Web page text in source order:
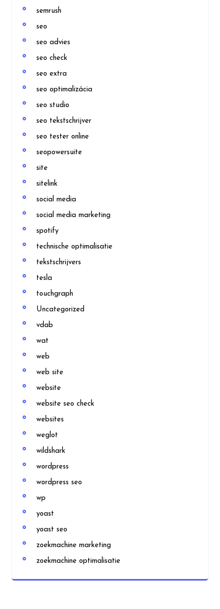
semrush
seo
seo advies
seo check
seo extra
seo optimalizácia
seo studio
seo tekstschrijver
seo tester online
seopowersuite
site
sitelink
social media
social media marketing
spotify
technische optimalisatie
tekstschrijvers
tesla
touchgraph
Uncategorized
vdab
wat
web
web site
website
website seo check
websites
weglot
wildshark
wordpress
wordpress seo
wp
yoast
yoast seo
zoekmachine marketing
zoekmachine optimalisatie